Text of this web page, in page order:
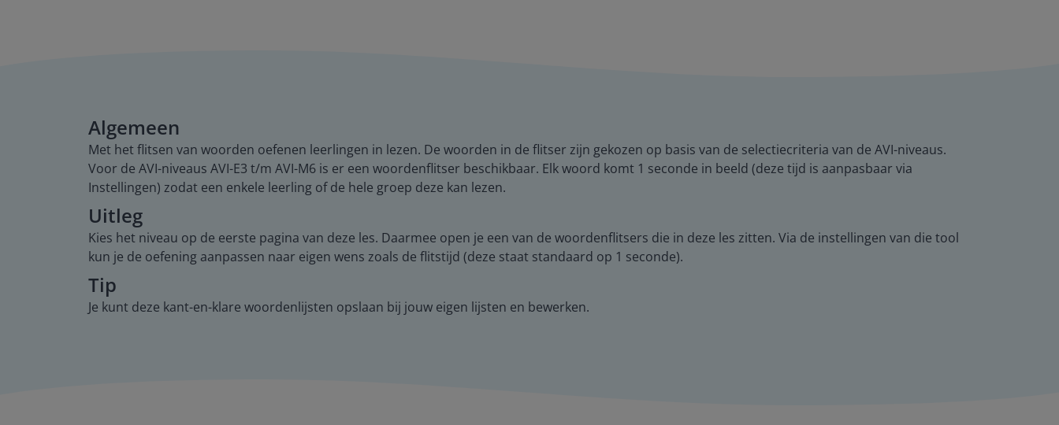
Algemeen
Met het flitsen van woorden oefenen leerlingen in lezen. De woorden in de flitser zijn gekozen op basis van de selectiecriteria van de AVI-niveaus.
Voor de AVI-niveaus AVI-E3 t/m AVI-M6 is er een woordenflitser beschikbaar. Elk woord komt 1 seconde in beeld (deze tijd is aanpasbaar via
Instellingen) zodat een enkele leerling of de hele groep deze kan lezen.
Uitleg
Kies het niveau op de eerste pagina van deze les. Daarmee open je een van de woordenflitsers die in deze les zitten. Via de instellingen van die tool
kun je de oefening aanpassen naar eigen wens zoals de flitstijd (deze staat standaard op 1 seconde).
Tip
Je kunt deze kant-en-klare woordenlijsten opslaan bij jouw eigen lijsten en bewerken.